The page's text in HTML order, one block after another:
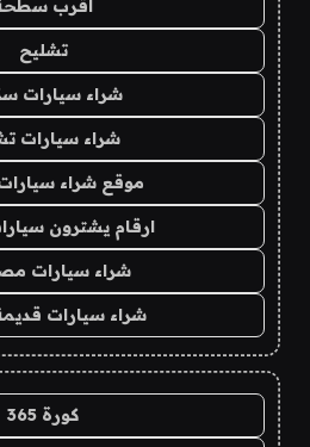
اقرب
تشليح
شراء سيارات
شراء سيارات
موقع شراء
ارقام يشترون
شراء سيارات
شراء سيارات
كورة 365